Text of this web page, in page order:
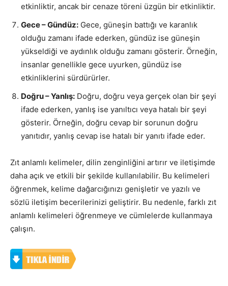
etkinliktir, ancak bir cenaze töreni üzgün bir etkinliktir.
Gece – Gündüz: Gece, güneşin battığı ve karanlık
olduğu zamanı ifade ederken, gündüz ise güneşin
yükseldiği ve aydınlık olduğu zamanı gösterir. Örneğin,
insanlar genellikle gece uyurken, gündüz ise
etkinliklerini sürdürürler.
Doğru – Yanlış: Doğru, doğru veya gerçek olan bir şeyi
ifade ederken, yanlış ise yanıltıcı veya hatalı bir şeyi
gösterir. Örneğin, doğru cevap bir sorunun doğru
yanıtıdır, yanlış cevap ise hatalı bir yanıtı ifade eder.
Zıt anlamlı kelimeler, dilin zenginliğini artırır ve iletişimde
daha açık ve etkili bir şekilde kullanılabilir. Bu kelimeleri
öğrenmek, kelime dağarcığınızı genişletir ve yazılı ve
sözlü iletişim becerilerinizi geliştirir. Bu nedenle, farklı zıt
anlamlı kelimeleri öğrenmeye ve cümlelerde kullanmaya
çalışın.